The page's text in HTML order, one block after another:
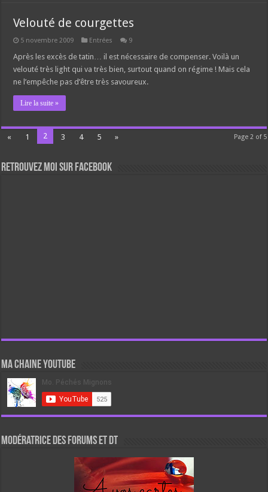
Velouté de courgettes
5 novembre 2009 Entrées 9
Après les excès de tatin… il est nécessaire de compenser. Voilà un
velouté très light qui va très bien, surtout quand on régime ! Mais cela
ne l’empêche pas d’être très savoureux.
Lire la suite »
Page 2 of 5
« 1 2 3 4 5 »
Retrouvez moi sur Facebook
Ma chaine Youtube
Modératrice des forums et DT